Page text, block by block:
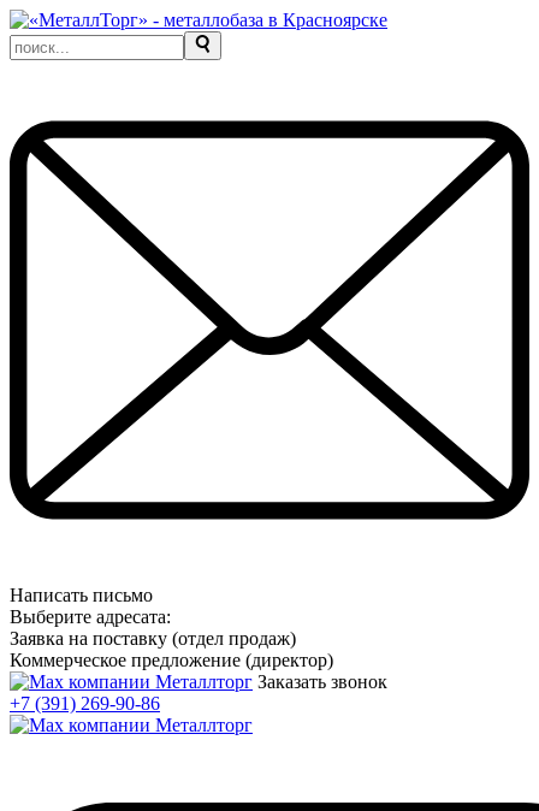
Написать письмо
Выберите адресата:
Заявка на поставку (отдел продаж)
Коммерческое предложение (директор)
Заказать звонок
+7 (391) 269-90-86